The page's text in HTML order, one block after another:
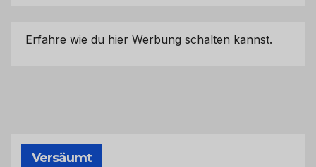
Erfahre wie du hier Werbung schalten kannst.
Versäumt